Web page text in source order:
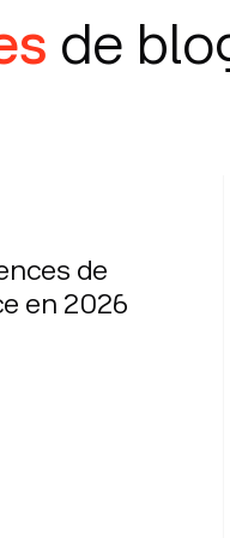
de
de
en 2026